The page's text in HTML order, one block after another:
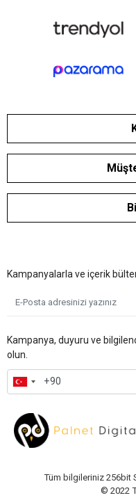
Kampanyalarla ve içerik
Kampanya, duyuru ve
olun.
Tüm bilgileriniz 256bit
© 2022